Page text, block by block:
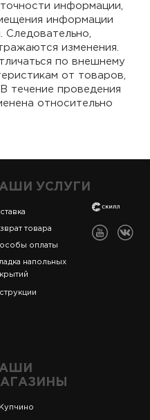
информации,
информации
Следовательно,
изменения.
по внешнему
от товаров,
течение проведения
относительно
УСЛУГИ
товара
оплаты
напольных